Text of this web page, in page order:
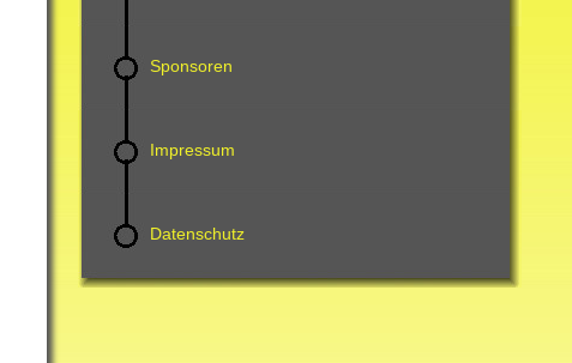
Sponsoren
Impressum
Datenschutz